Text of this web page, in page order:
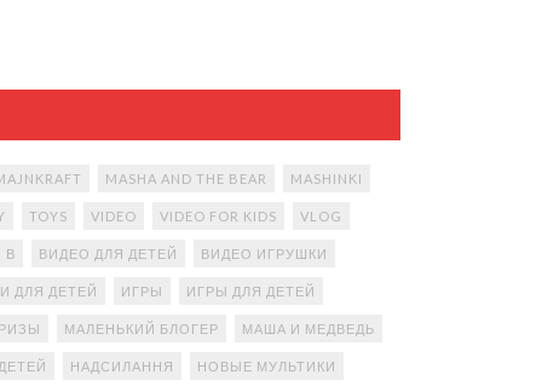
MASHA AND THE BEAR MASHINKI
TOYS VIDEO VIDEO FOR KIDS VLOG
В ВИДЕО ДЛЯ ДЕТЕЙ ВИДЕО ИГРУШКИ
ДЛЯ ДЕТЕЙ ИГРЫ ИГРЫ ДЛЯ ДЕТЕЙ
МАЛЕНЬКИЙ БЛОГЕР МАША И МЕДВЕДЬ
НАДСИЛАННЯ НОВЫЕ МУЛЬТИКИ